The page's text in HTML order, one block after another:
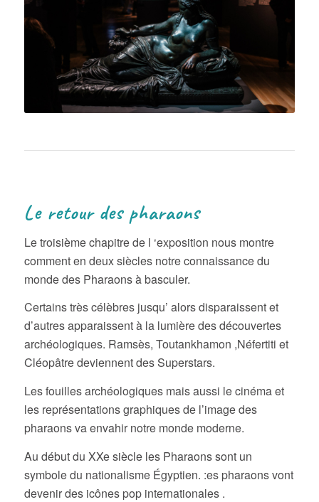
Le retour des pharaons
Le troisième chapitre de l ‘exposition nous montre
comment en deux siècles notre connaissance du
monde des Pharaons à basculer.
Certains très célèbres jusqu’ alors disparaissent et
d’autres apparaissent à la lumière des découvertes
archéologiques. Ramsès, Toutankhamon ,Néfertiti et
Cléopâtre deviennent des Superstars.
Les fouilles archéologiques mais aussi le cinéma et
les représentations graphiques de l’image des
pharaons va envahir notre monde moderne.
Au début du XXe siècle les Pharaons sont un
symbole du nationalisme Égyptien. :es pharaons vont
devenir des icônes pop internationales .